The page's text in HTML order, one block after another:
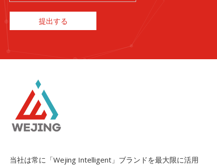
提出する
当社は常に「Wejing Intelligent」ブランドを最大限に活用